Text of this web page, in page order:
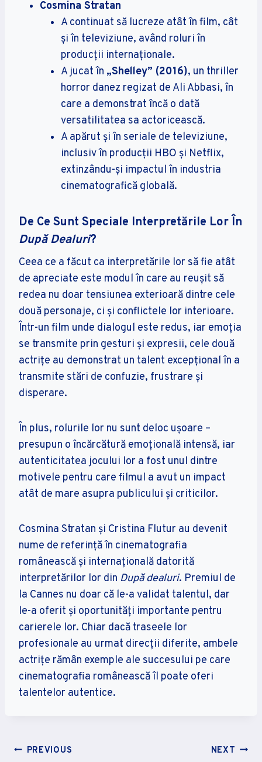
Cosmina Stratan
A continuat să lucreze atât în film, cât
și în televiziune, având roluri în
producții internaționale.
A jucat în „Shelley” (2016), un thriller
horror danez regizat de Ali Abbasi, în
care a demonstrat încă o dată
versatilitatea sa actoricească.
A apărut și în seriale de televiziune,
inclusiv în producții HBO și Netflix,
extinzându-și impactul în industria
cinematografică globală.
De Ce Sunt Speciale Interpretările Lor În
După Dealuri?
Ceea ce a făcut ca interpretările lor să fie atât
de apreciate este modul în care au reușit să
redea nu doar tensiunea exterioară dintre cele
două personaje, ci și conflictele lor interioare.
Într-un film unde dialogul este redus, iar emoția
se transmite prin gesturi și expresii, cele două
actrițe au demonstrat un talent excepțional în a
transmite stări de confuzie, frustrare și
disperare.
În plus, rolurile lor nu sunt deloc ușoare –
presupun o încărcătură emoțională intensă, iar
autenticitatea jocului lor a fost unul dintre
motivele pentru care filmul a avut un impact
atât de mare asupra publicului și criticilor.
Cosmina Stratan și Cristina Flutur au devenit
nume de referință în cinematografia
românească și internațională datorită
interpretărilor lor din După dealuri. Premiul de
la Cannes nu doar că le-a validat talentul, dar
le-a oferit și oportunități importante pentru
carierele lor. Chiar dacă traseele lor
profesionale au urmat direcții diferite, ambele
actrițe rămân exemple ale succesului pe care
cinematografia românească îl poate oferi
talentelor autentice.
Navigare
PREVIOUS NEXT